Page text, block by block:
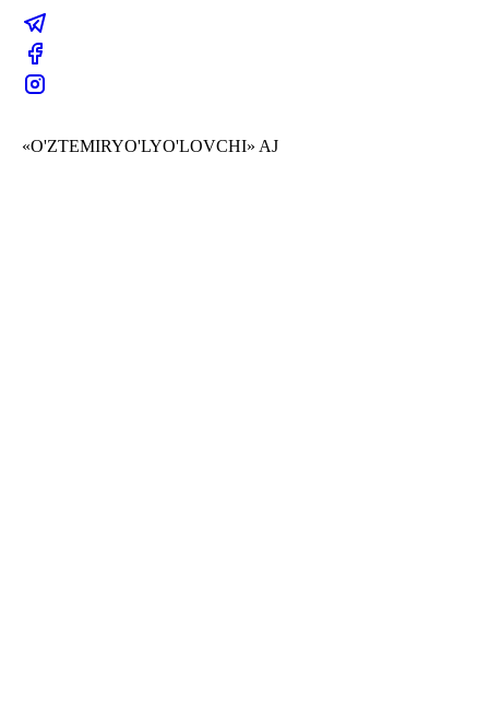
«O'ZTEMIRYO'LYO'LOVCHI» AJ